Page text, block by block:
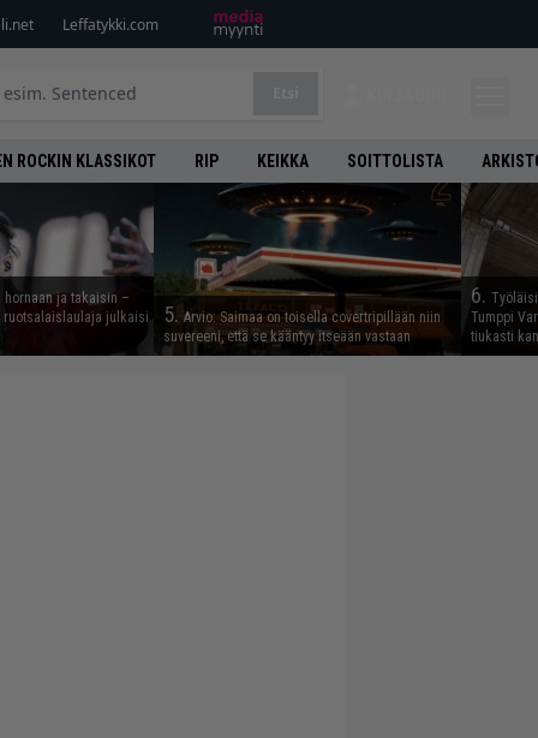
Leffatykki.com
ROCKIN KLASSIKOT RIP KEIKKA SOITTOLISTA
hornaan ja takaisin –
ruotsalaislaulaja julkaisi
5. Arvio: Saimaa on toisella covertripillään niin
suvereeni, että se kääntyy itseään vastaan
6.
Tumppi
tiukasti